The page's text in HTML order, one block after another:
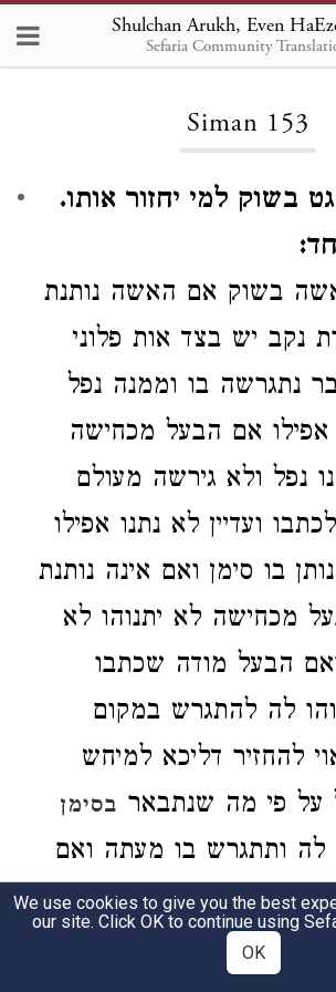
Shulchan Arukh, Even
Sefaria Community
Loading...
Siman 153
בשוק למי יחזור אותו.
בשוק אם האשה נותנת
נקב יש בצד אות פלוני
נתגרשה בו וממנה נפל
אפילו אם הבעל מכחישה
נפל ולא גירשה מעולם
ועדיין לא נתנו אפילו
בו סימן ואם אינה נותנת
מכחישה לא יתנוהו לא
הבעל מודה שכתבו
לה להתגרש במקום
להחזיר דליכא למיחש
על פי מה שנתבאר בסימן
לה ותתגרש בו מעתה ואם
להואם הוא מודה
והיא שואלת אותו לגבות
We use cookies to give you the best
our site. Click OK to continue using
OK